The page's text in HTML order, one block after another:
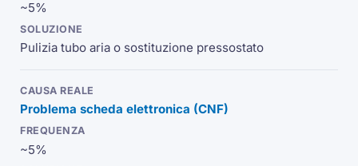
~5%
Pulizia tubo aria o sostituzione pressostato
Problema scheda elettronica (CNF)
~5%